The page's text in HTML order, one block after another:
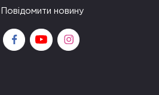
Повідомити новину